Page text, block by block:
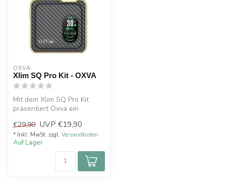
OXVA
Xlim SQ Pro Kit - OXVA
Mit dem Xlim SQ Pro Kit
präsentiert Oxva ein
im modernen...
€29,90 UVP €19,90
* Inkl. MwSt. zzgl. Versandkosten
Auf Lager